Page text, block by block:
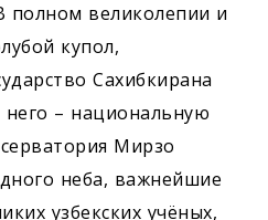
полном великолепии и
купол,
Сахибкирана
– национальную
Мирзо
неба, важнейшие
узбекских учёных,